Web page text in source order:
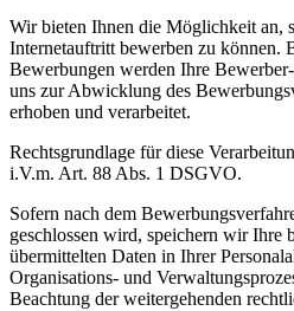
Wir bieten Ihnen die Möglichkeit an,
Internetauftritt bewerben zu können.
Bewerbungen werden Ihre
uns zur Abwicklung des
erhoben und verarbeitet.
Rechtsgrundlage für diese
i.V.m. Art. 88 Abs. 1 DSGVO.
Sofern nach dem
geschlossen wird, speichern wir Ihre
übermittelten Daten in Ihrer
Organisations- und
Beachtung der weitergehenden